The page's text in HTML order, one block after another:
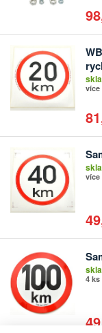
více
více
4 ks